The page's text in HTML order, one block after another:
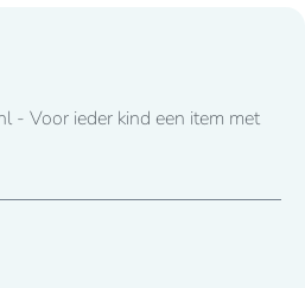
- Voor ieder kind een item met